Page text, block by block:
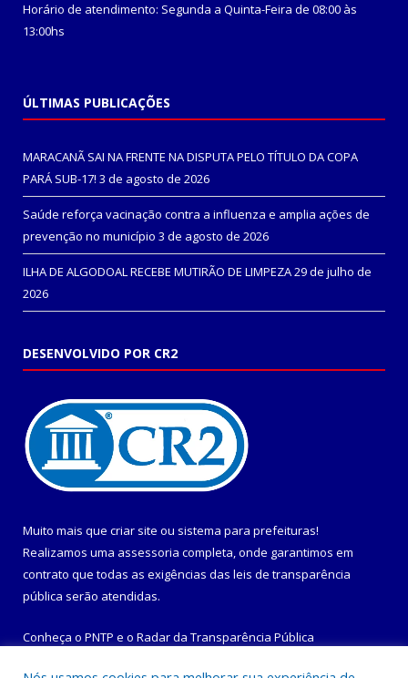
Horário de atendimento: Segunda a Quinta-Feira de 08:00 às
13:00hs
ÚLTIMAS PUBLICAÇÕES
MARACANÃ SAI NA FRENTE NA DISPUTA PELO TÍTULO DA COPA
PARÁ SUB-17! 3 de agosto de 2026
Saúde reforça vacinação contra a influenza e amplia ações de
prevenção no município 3 de agosto de 2026
ILHA DE ALGODOAL RECEBE MUTIRÃO DE LIMPEZA29 de julho de
2026
DESENVOLVIDO POR CR2
Muito mais que criar site ou sistema para prefeituras!
Realizamos uma assessoria completa, onde garantimos em
contrato que todas as exigências das leis de transparência
pública serão atendidas.
Conheça o PNTP e o Radar da Transparência Pública